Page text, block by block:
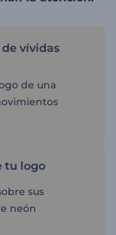
vívidas
de una
tu logo
sus
neón